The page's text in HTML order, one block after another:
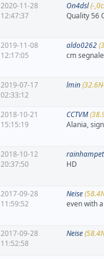
2020-11-28
12:47:37
On4dsl(-
Quality 56
2019-11-08
12:17:05
aldo0262
cm
2019-07-17
02:33:12
lmin
2018-10-21
15:15:19
CCTVM
Alania,
2018-10-12
20:37:50
HD
2017-09-28
11:59:52
Neise
even with
2017-09-28
11:52:58
Neise